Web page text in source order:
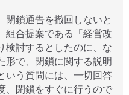
閉鎖通告を撤回しないと
組合提案である「経営改
検討するとしたのに、な
形で、閉鎖に関する説明
いう質問には、一切回答
、閉鎖をすぐに行うので